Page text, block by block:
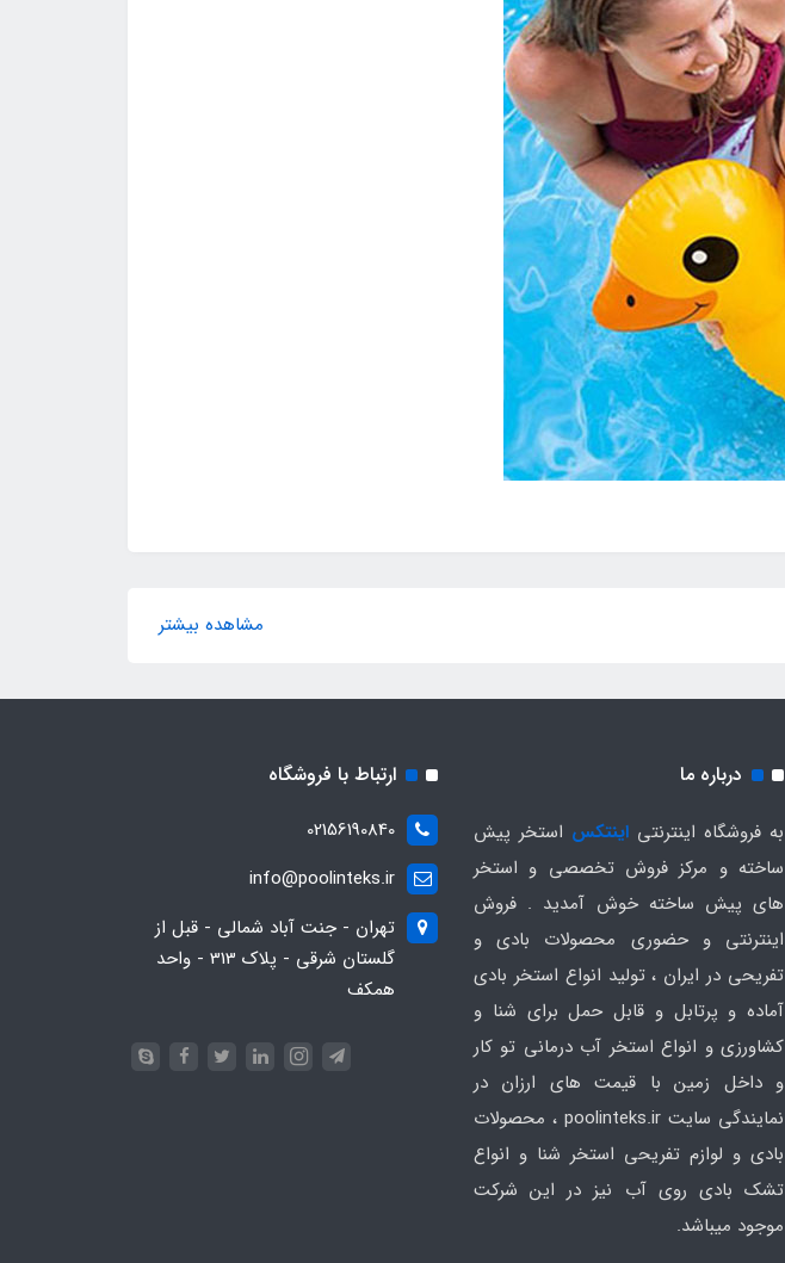
مشاهده بیشتر
درباره ما
به فروشگاه اینترنتی اینتکس استخر پیش
ساخته و مرکز فروش تخصصی و استخر
های پیش ساخته خوش آمدید . فروش
اینترنتی و حضوری محصولات بادی و
تفریحی در ایران ، تولید انواع استخر بادی
آماده و پرتابل و قابل حمل برای شنا و
کشاورزی و انواع استخر آب درمانی تو کار
و داخل زمین با قیمت های ارزان در
نمایندگی سایت poolinteks.ir ، محصولات
بادی و لوازم تفریحی استخر شنا و انواع
تشک بادی روی آب نیز در این شرکت
موجود میباشد.
ارتباط با فروشگاه
02156190840
info@poolinteks.ir
تهران - جنت آباد شمالی - قبل از
گلستان شرقی - پلاک 313 - واحد
همکف